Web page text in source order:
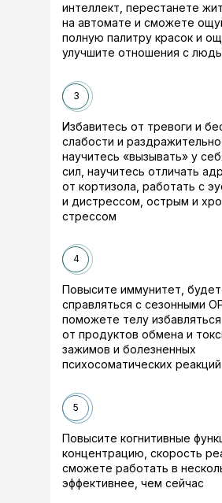
3
Избавитесь от тревоги и
слабости и
научитесь «вызывать» у
сил, научитесь отличать
от кортизола, работать с
и дистрессом, острым и
стрессом
5
Повысите когнитивные
концентрацию, скорость
сможете работать в
эффективнее, чем сейчас
4
Повысите иммунитет,
справляться с сезонными
поможете телу избавляться
от продуктов обмена и
зажимов и болезненных
психосоматических реакций
интеллект, перестанете
на автомате и сможете
полную палитру красок и
улучшите отношения с